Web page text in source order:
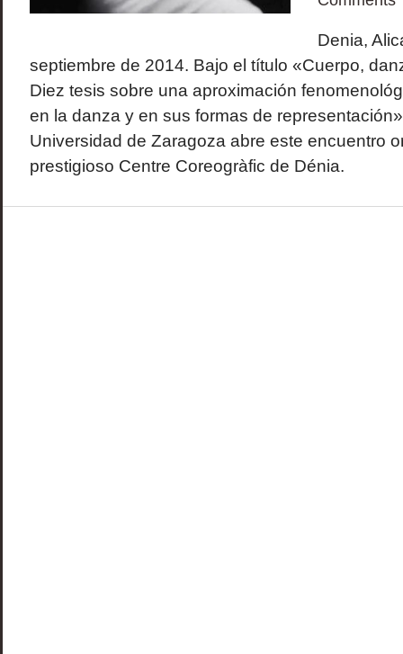
Denia,
septiembre de 2014. Bajo el título «Cuerpo,
Diez tesis sobre una aproximación
en la danza y en sus formas de
Universidad de Zaragoza abre este encuentro
prestigioso Centre Coreogràfic de Dénia.